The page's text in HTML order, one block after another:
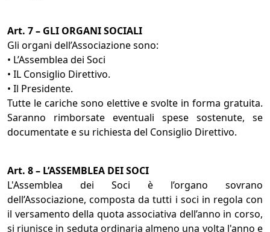
Art. 7 – GLI ORGANI SOCIALI
Gli organi dell’Associazione sono:
• L’Assemblea dei Soci
• IL Consiglio Direttivo.
• Il Presidente.
Tutte le cariche sono elettive e svolte in forma gratuita.
Saranno rimborsate eventuali spese sostenute, se
documentate e su richiesta del Consiglio Direttivo.
Art. 8 – L’ASSEMBLEA DEI SOCI
L'Assemblea dei Soci è l’organo sovrano
dell’Associazione, composta da tutti i soci in regola con
il versamento della quota associativa dell’anno in corso,
si riunisce in seduta ordinaria almeno una volta l'anno e